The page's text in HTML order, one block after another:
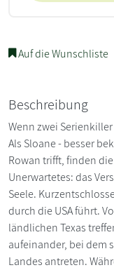
Auf die Wunschliste
Beschreibung
Wenn zwei
Als Sloane - besser
Rowan trifft, finden
Unerwartetes: das
Seele.
durch die USA führt.
ländlichen Texas
aufeinander, bei dem
Landes antreten.